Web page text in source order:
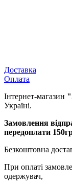
Доставка
Оплата
Інтернет-магазин
Україні.
Замовлення
передоплати
Безкоштовна
При оплаті
одержувач,